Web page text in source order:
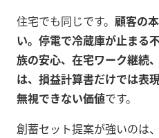
住宅でも同じです。 顧客の
い。停電で冷蔵庫が止まる
族の安心、在宅ワーク継続
は、損益計算書だけでは表
無視できない価値です。
創蓄セット提案が強いのは